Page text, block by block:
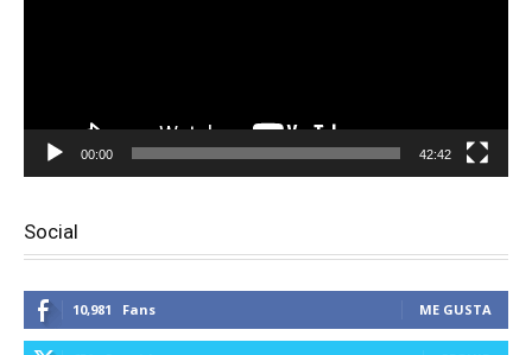
00:00 42:42
Social
10,981 Fans ME GUSTA